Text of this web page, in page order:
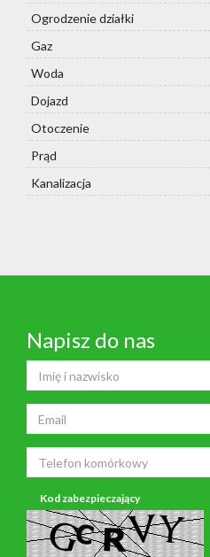
Ogrodzenie działki
Gaz
Woda
Dojazd
Otoczenie
Prąd
Kanalizacja
Napisz do nas
Kod zabezpieczający